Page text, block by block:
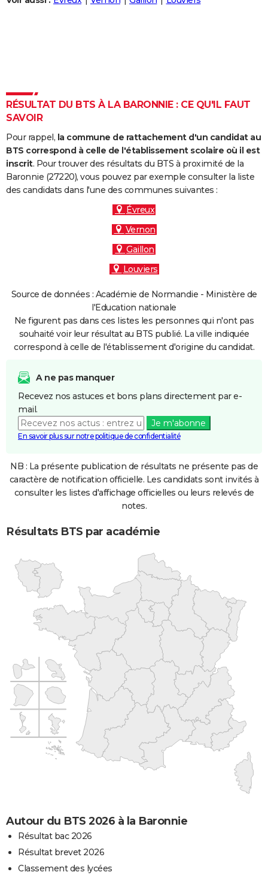
Carte de Noël
Carte Bonne année
Carte Saint-Valentin
Carte Pâques
Carte d'anniversaire
Dictionnaire
Biographies
Citations
Expressions
Proverbes
PROGRAMME TV
COPAINS D'AVANT
S'inscrire
Se connecter
Lycées
Collèges
Primaires
Universités
Entreprises
Service militaire
Avis de recherche
AVIS DE DÉCÈS
RÉSULTAT DU BTS À LA BARONNIE : CE QU'IL FAUT
SAVOIR
Pour rappel, la commune de rattachement d'un candidat au
BTS correspond à celle de l'établissement scolaire où il est
inscrit. Pour trouver des résultats du BTS à proximité de la
Baronnie (27220), vous pouvez par exemple consulter la liste
des candidats dans l'une des communes suivantes :
Évreux
Vernon
Gaillon
Louviers
Source de données : Académie de Normandie - Ministère de
l'Education nationale
Ne figurent pas dans ces listes les personnes qui n'ont pas
souhaité voir leur résultat au BTS publié. La ville indiquée
correspond à celle de l'établissement d'origine du candidat.
A ne pas manquer
Recevez nos astuces et bons plans directement par e-
mail.
Je m'abonne
En savoir plus sur notre politique de confidentialité
NB : La présente publication de résultats ne présente pas de
caractère de notification officielle. Les candidats sont invités à
consulter les listes d'affichage officielles ou leurs relevés de
notes.
Résultats BTS par académie
Autour du BTS 2026 à la Baronnie
Résultat bac 2026
Résultat brevet 2026
Classement des lycées